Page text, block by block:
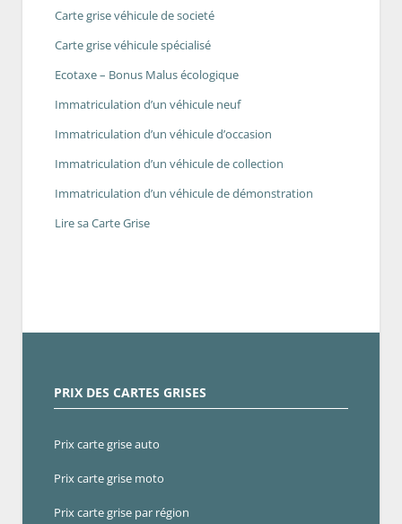
Carte grise véhicule de societé
Carte grise véhicule spécialisé
Ecotaxe – Bonus Malus écologique
Immatriculation d’un véhicule neuf
Immatriculation d’un véhicule d’occasion
Immatriculation d’un véhicule de collection
Immatriculation d’un véhicule de démonstration
Lire sa Carte Grise
PRIX DES CARTES GRISES
Prix carte grise auto
Prix carte grise moto
Prix carte grise par région